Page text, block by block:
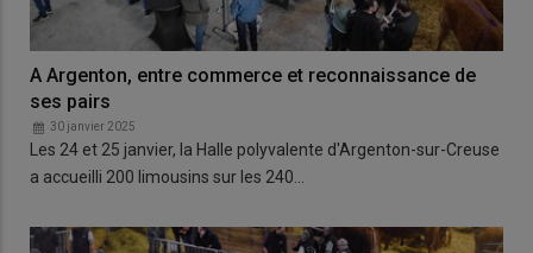
A Argenton, entre commerce et reconnaissance de
ses pairs
30 janvier 2025
Les 24 et 25 janvier, la Halle polyvalente d'Argenton-sur-Creuse
a accueilli 200 limousins sur les 240…